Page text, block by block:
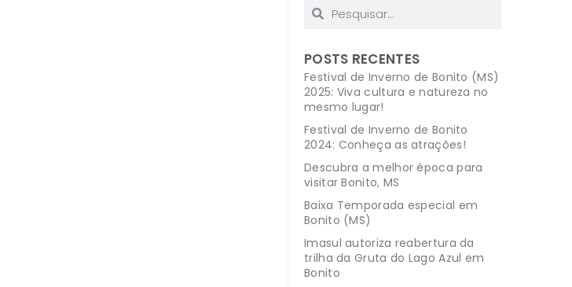
POSTS RECENTES
Festival de Inverno de Bonito (MS)
2025: Viva cultura e natureza no
mesmo lugar!
Festival de Inverno de Bonito
2024: Conheça as atrações!
Descubra a melhor época para
visitar Bonito, MS
Baixa Temporada especial em
Bonito (MS)
Imasul autoriza reabertura da
trilha da Gruta do Lago Azul em
Bonito